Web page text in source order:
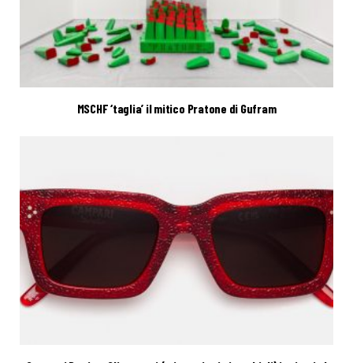
MSCHF ‘taglia’ il mitico Pratone di Gufram